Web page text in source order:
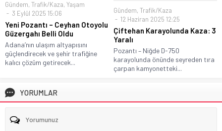
Gündem, Trafik/Kaza, Yaşam
3 Eylül 2025 15:06
Yeni Pozantı – Ceyhan Otoyolu
Güzergahı Belli Oldu
Adana’nın ulaşım altyapısını
güçlendirecek ve şehir trafiğine
kalıcı çözüm getirecek...
Gündem, Trafik/Kaza
12 Haziran 2025 12:25
Çiftehan Karayolunda Kaza: 3
Yaralı
Pozantı – Niğde D-750
karayolunda önünde seyreden tıra
çarpan kamyonetteki...
YORUMLAR